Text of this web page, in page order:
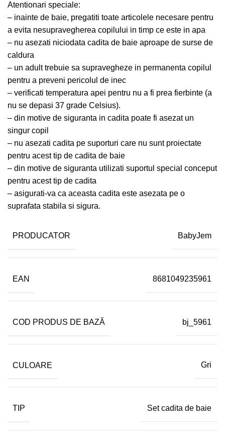
Atentionari speciale:
– inainte de baie, pregatiti toate articolele necesare pentru
a evita nesupravegherea copilului in timp ce este in apa
– nu asezati niciodata cadita de baie aproape de surse de
caldura
– un adult trebuie sa supravegheze in permanenta copilul
pentru a preveni pericolul de inec
– verificati temperatura apei pentru nu a fi prea fierbinte (a
nu se depasi 37 grade Celsius).
– din motive de siguranta in cadita poate fi asezat un
singur copil
– nu asezati cadita pe suporturi care nu sunt proiectate
pentru acest tip de cadita de baie
– din motive de siguranta utilizati suportul special conceput
pentru acest tip de cadita
– asigurati-va ca aceasta cadita este asezata pe o
suprafata stabila si sigura.
PRODUCATOR BabyJem
EAN 8681049235961
COD PRODUS DE BAZĂ bj_5961
CULOARE Gri
TIP Set cadita de baie